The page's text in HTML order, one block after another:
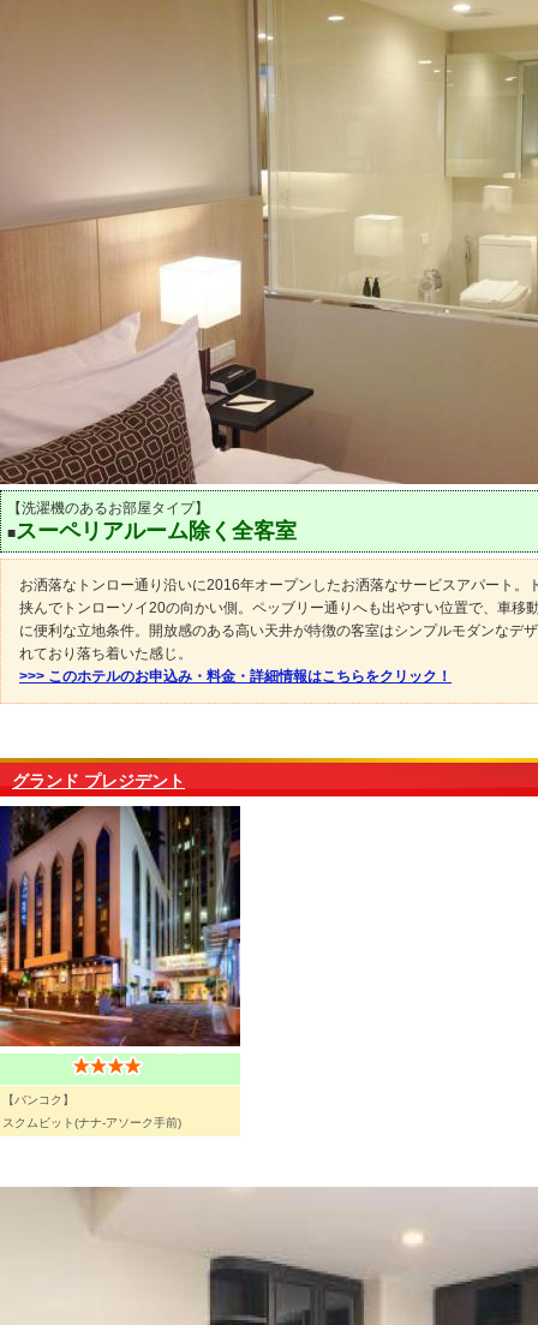
【洗濯機のあるお部屋タイプ】
■スーペリアルーム除く全客室
お洒落なトンロー通り沿いに2016年オープンしたお洒落なサービスアパート。
挟んでトンローソイ20の向かい側。ペッブリー通りへも出やすい位置で、車移
に便利な立地条件。開放感のある高い天井が特徴の客室はシンプルモダンなデ
れており落ち着いた感じ。
>>> このホテルのお申込み・料金・詳細情報はこちらをクリック！
グランド プレジデント
【バンコク】
スクムビット(ナナ-アソーク手前)